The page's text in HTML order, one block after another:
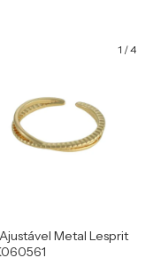
1 /4
Metal Lesprit